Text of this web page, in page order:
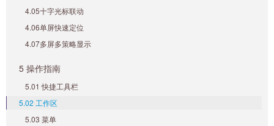
4.05十字光标联动
4.06单屏快速定位
4.07多屏多策略显示
5 操作指南
5.01 快捷工具栏
5.02 工作区
5.03 菜单